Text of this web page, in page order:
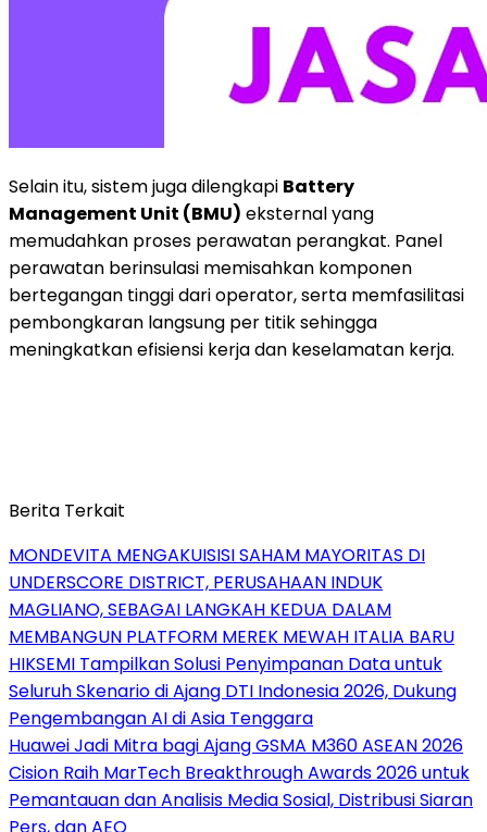
Selain itu, sistem juga dilengkapi Battery
Management Unit (BMU) eksternal yang
memudahkan proses perawatan perangkat. Panel
perawatan berinsulasi memisahkan komponen
bertegangan tinggi dari operator, serta memfasilitasi
pembongkaran langsung per titik sehingga
meningkatkan efisiensi kerja dan keselamatan kerja.
Berita Terkait
MONDEVITA MENGAKUISISI SAHAM MAYORITAS DI
UNDERSCORE DISTRICT, PERUSAHAAN INDUK
MAGLIANO, SEBAGAI LANGKAH KEDUA DALAM
MEMBANGUN PLATFORM MEREK MEWAH ITALIA BARU
HIKSEMI Tampilkan Solusi Penyimpanan Data untuk
Seluruh Skenario di Ajang DTI Indonesia 2026, Dukung
Pengembangan AI di Asia Tenggara
Huawei Jadi Mitra bagi Ajang GSMA M360 ASEAN 2026
Cision Raih MarTech Breakthrough Awards 2026 untuk
Pemantauan dan Analisis Media Sosial, Distribusi Siaran
Pers, dan AEO